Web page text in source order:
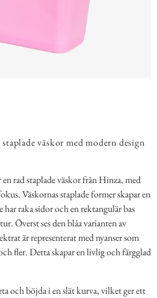
väskor med modern design
rad staplade väskor från Hinza, med
Väskornas staplade former skapar en
raka sidor och en rektangulär bas
Överst ses den blåa varianten av
är representerat med nyanser som
fler. Detta skapar en livlig och färgglad
och böjda i en slät kurva, vilket ger ett